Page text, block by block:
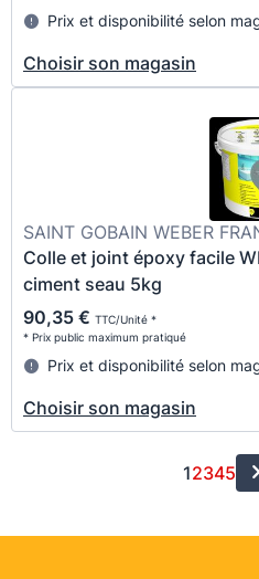
Prix et disponibilité selon
Choisir son magasin
SAINT GOBAIN WEBER
Colle et joint époxy facile
ciment seau 5kg
90,35 € TTC/Unité *
* Prix public maximum pratiqué
Prix et disponibilité selon
Choisir son magasin
12345